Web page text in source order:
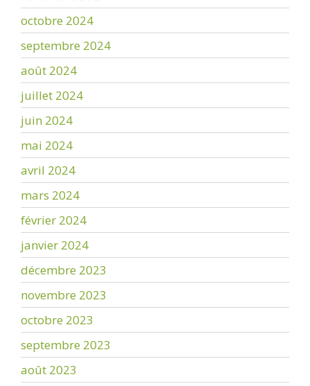
octobre 2024
septembre 2024
août 2024
juillet 2024
juin 2024
mai 2024
avril 2024
mars 2024
février 2024
janvier 2024
décembre 2023
novembre 2023
octobre 2023
septembre 2023
août 2023